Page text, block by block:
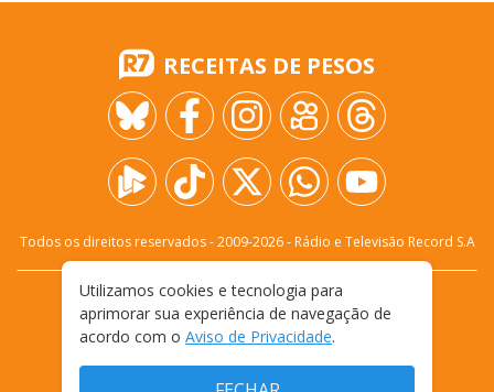
RECEITAS DE PESOS
Todos os direitos reservados - 2009-2026- Rádio e Televisão Record S.A
FALE CONOSCO
PRIVACIDADE
TERMOS E CONDIÇÕES DE USO
Utilizamos cookies e tecnologia para
aprimorar sua experiência de navegação de
acordo com o Aviso de Privacidade.